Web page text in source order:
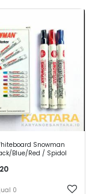
Snowman
Blue/Red / Spidol
0